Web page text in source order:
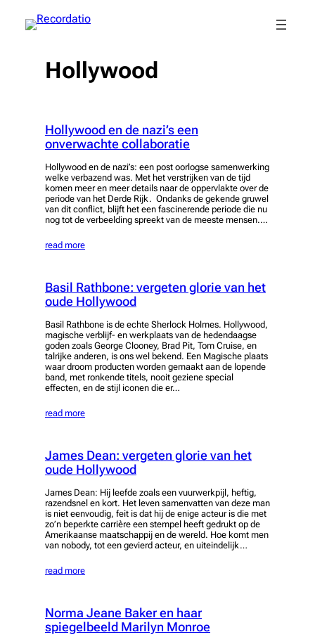
naar
Hollywood
Hollywood en de nazi’s een
onverwachte collaboratie
Hollywood en de nazi’s: een post oorlogse samenwerking
welke verbazend was. Met het verstrijken van de tijd
komen meer en meer details naar de oppervlakte over de
periode van het Derde Rijk. Ondanks de gekende gruwel
van dit conflict, blijft het een fascinerende periode die nu
nog tot de verbeelding spreekt van de meeste mensen.…
read more
Basil Rathbone: vergeten glorie van het
oude Hollywood
Basil Rathbone is de echte Sherlock Holmes. Hollywood,
magische verblijf- en werkplaats van de hedendaagse
goden zoals George Clooney, Brad Pit, Tom Cruise, en
talrijke anderen, is ons wel bekend. Een Magische plaats
waar droom producten worden gemaakt aan de lopende
band, met ronkende titels, nooit geziene special
effecten, en de stijl iconen die er…
read more
James Dean: vergeten glorie van het
oude Hollywood
James Dean: Hij leefde zoals een vuurwerkpijl, heftig,
razendsnel en kort. Het leven samenvatten van deze man
is niet eenvoudig, feit is dat hij de enige acteur is die met
zo’n beperkte carrière een stempel heeft gedrukt op de
Amerikaanse maatschappij en de wereld. Hoe komt men
van nobody, tot een gevierd acteur, en uiteindelijk…
read more
Norma Jeane Baker en haar
spiegelbeeld Marilyn Monroe